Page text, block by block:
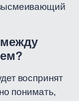
между
воспринят
понимать,